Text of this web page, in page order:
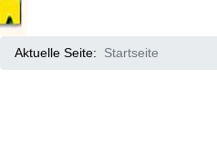
Aktuelle Seite: Startseite